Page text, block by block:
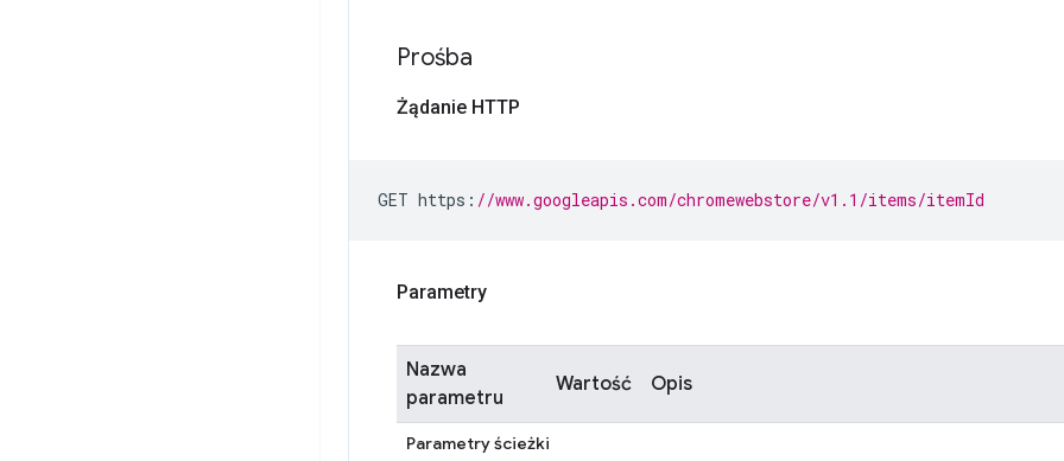
Prośba
Żądanie HTTP
GET https : //www.googleapis.com/chromewebstore/v1.1/items/itemId
Parametry
Nazwa
parametru
Wartość Opis
Parametry ścieżki